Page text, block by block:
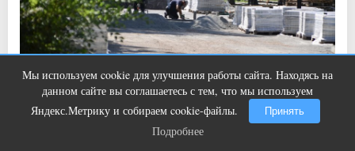
Прочитали: 1 950 Комментарии: 0 5
Мы используем cookie для улучшения работы сайта. Находясь на
данном сайте вы соглашаетесь с тем, что мы используем
Яндекс.Метрику и собираем cookie-файлы.
Принять
Подробнее
Ржу не переставая, это видео
пересмотришь не раз
Подробнее